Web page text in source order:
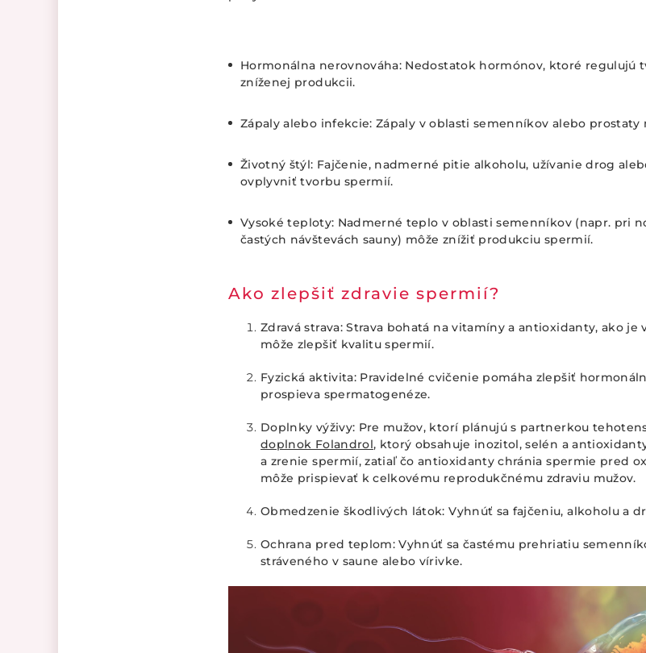
Hormonálna nerovnováha: Nedostatok hormónov, ktoré regulujú
zníženej produkcii.
Zápaly alebo infekcie: Zápaly v oblasti semenníkov alebo
Životný štýl: Fajčenie, nadmerné pitie alkoholu, užívanie drog
ovplyvniť tvorbu spermií.
Vysoké teploty: Nadmerné teplo v oblasti semenníkov (napr. pri
častých návštevách sauny) môže znížiť produkciu spermií.
Ako zlepšiť zdravie spermií?
Zdravá strava: Strava bohatá na vitamíny a antioxidanty, ako je
môže zlepšiť kvalitu spermií.
Fyzická aktivita: Pravidelné cvičenie pomáha zlepšiť
prospieva spermatogenéze.
Doplnky výživy: Pre mužov, ktorí plánujú s partnerkou
doplnok Folandrol, ktorý obsahuje inozitol, selén a
a zrenie spermií, zatiaľ čo antioxidanty chránia spermie pred
môže prispievať k celkovému reprodukčnému zdraviu mužov.
Obmedzenie škodlivých látok: Vyhnúť sa fajčeniu, alkoholu a
Ochrana pred teplom: Vyhnúť sa častému prehriatiu
stráveného v saune alebo vírivke.